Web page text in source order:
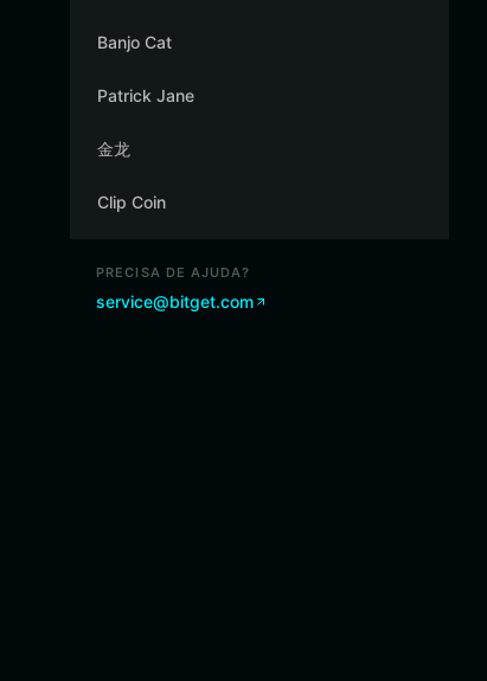
Banjo Cat
Patrick Jane
金龙
Clip Coin
PRECISA DE AJUDA?
service@bitget.com